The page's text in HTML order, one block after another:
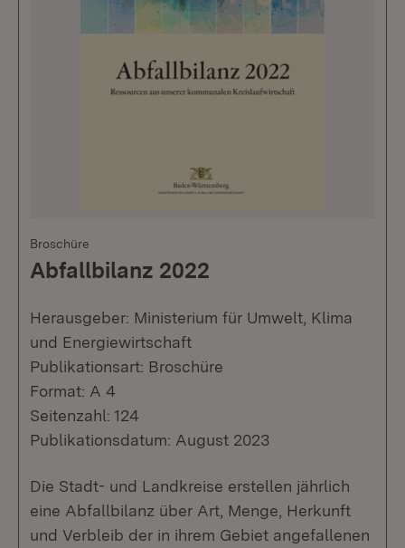
Broschüre
Abfallbilanz 2022
Herausgeber: Ministerium für Umwelt, Klima
und Energiewirtschaft
Publikationsart: Broschüre
Format: A 4
Seitenzahl: 124
Publikationsdatum: August 2023
Die Stadt- und Landkreise erstellen jährlich
eine Abfallbilanz über Art, Menge, Herkunft
und Verbleib der in ihrem Gebiet angefallenen